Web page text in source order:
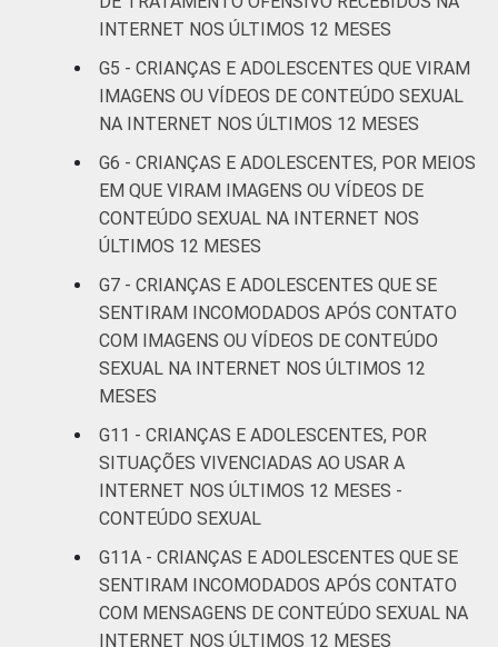
Médio ou
mais
5
DA CRIANÇA
OU DO
ADOLESCENTE
anos
-
De 11 a 12
anos
De 13 a 14
anos
4
RENDA
FAMILIAR
Até 1 SM
Mais de 1
SM até 2 SM
SM até 3 SM
4
INTERNET NOS ÚLTIMOS 12 MESES
G5 - CRIANÇAS E ADOLESCENTES QUE VIRAM
IMAGENS OU VÍDEOS DE CONTEÚDO SEXUAL
NA INTERNET NOS ÚLTIMOS 12 MESES
G6 - CRIANÇAS E ADOLESCENTES, POR MEIOS
EM QUE VIRAM IMAGENS OU VÍDEOS DE
CONTEÚDO SEXUAL NA INTERNET NOS
ÚLTIMOS 12 MESES
G7 - CRIANÇAS E ADOLESCENTES QUE SE
SENTIRAM INCOMODADOS APÓS CONTATO
COM IMAGENS OU VÍDEOS DE CONTEÚDO
SEXUAL NA INTERNET NOS ÚLTIMOS 12
MESES
G11 - CRIANÇAS E ADOLESCENTES, POR
SITUAÇÕES VIVENCIADAS AO USAR A
INTERNET NOS ÚLTIMOS 12 MESES -
CONTEÚDO SEXUAL
G11A - CRIANÇAS E ADOLESCENTES QUE SE
SENTIRAM INCOMODADOS APÓS CONTATO
COM MENSAGENS DE CONTEÚDO SEXUAL NA
INTERNET NOS ÚLTIMOS 12 MESES